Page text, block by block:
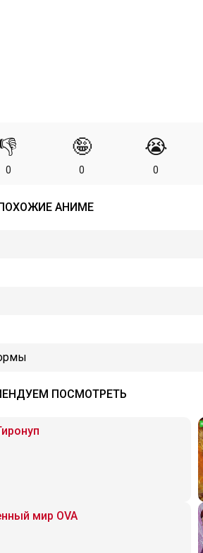
👎
0
🤪
0
😭
0
АНИМЕ
ПОСМОТРЕТЬ
мир OVA